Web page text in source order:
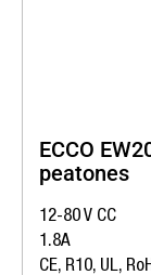
ECCO
peatones
12-80 V CC
1.8A
CE, R10, UL,